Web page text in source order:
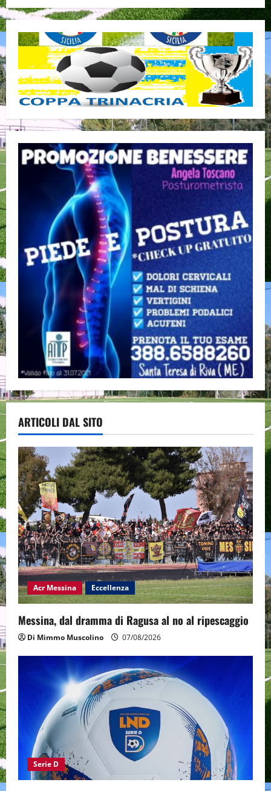
ARTICOLI DAL SITO
Acr Messina Eccellenza
Messina, dal dramma di Ragusa al no al ripescaggio
Di Mimmo Muscolino 07/08/2026
Serie D